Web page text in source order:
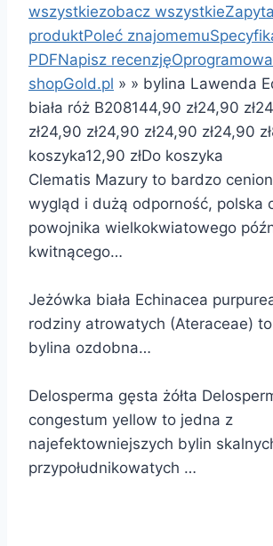
wszystkiezobacz wszystkie
produktPoleć znajomemu
PDFNapisz recenzję
shopGold.pl » » bylina Lawenda
biała róż B208144,90 zł24,90 zł
zł24,90 zł24,90 zł24,90 zł24,90 zł
koszyka12,90 złDo koszyka
Clematis Mazury to bardzo
wygląd i dużą odporność, polska
powojnika wielkokwiatowego
kwitnącego…
Jeżówka biała Echinacea
rodziny atrowatych (Ateraceae)
bylina ozdobna…
Delosperma gęsta żółta
congestum yellow to jedna z
najefektowniejszych bylin
przypołudnikowatych …